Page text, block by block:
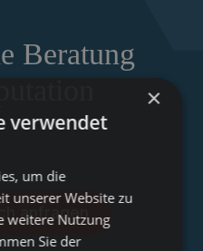
Beratung
anfragen
×
verwendet
um die
unserer Website zu
weitere Nutzung
Sie der